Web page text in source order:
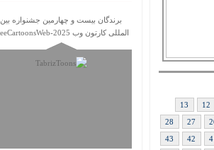
12
13
27
28
42
43
برندگان بیست و چهارمین جشنواره بین
المللی کارتون وب FreeCartoonsWeb-2025